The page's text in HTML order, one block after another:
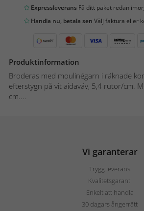
Expressleverans Få ditt paket redan
Handla nu, betala sen Välj faktura eller
Produktinformation
Broderas med moulinégarn i räknade
efterstygn på vit aidaväv, 5,4 rutor/cm.
cm....
Vi garanterar
Trygg leverans
Kvalitetsgaranti
Enkelt att handla
30 dagars ångerrätt